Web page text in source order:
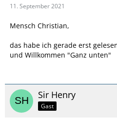
11. September 2021
Mensch Christian,
das habe ich gerade erst
und Willkommen "Ganz unten"
Sir Henry
Gast